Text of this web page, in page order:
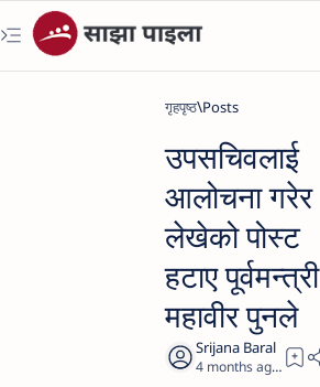
गृहपृष्ठ
उपसचिवलाई
आलोचना गरेर
लेखेको पोस्ट
हटाए पूर्वमन्त्री
महावीर पुनले
4 months ago 1